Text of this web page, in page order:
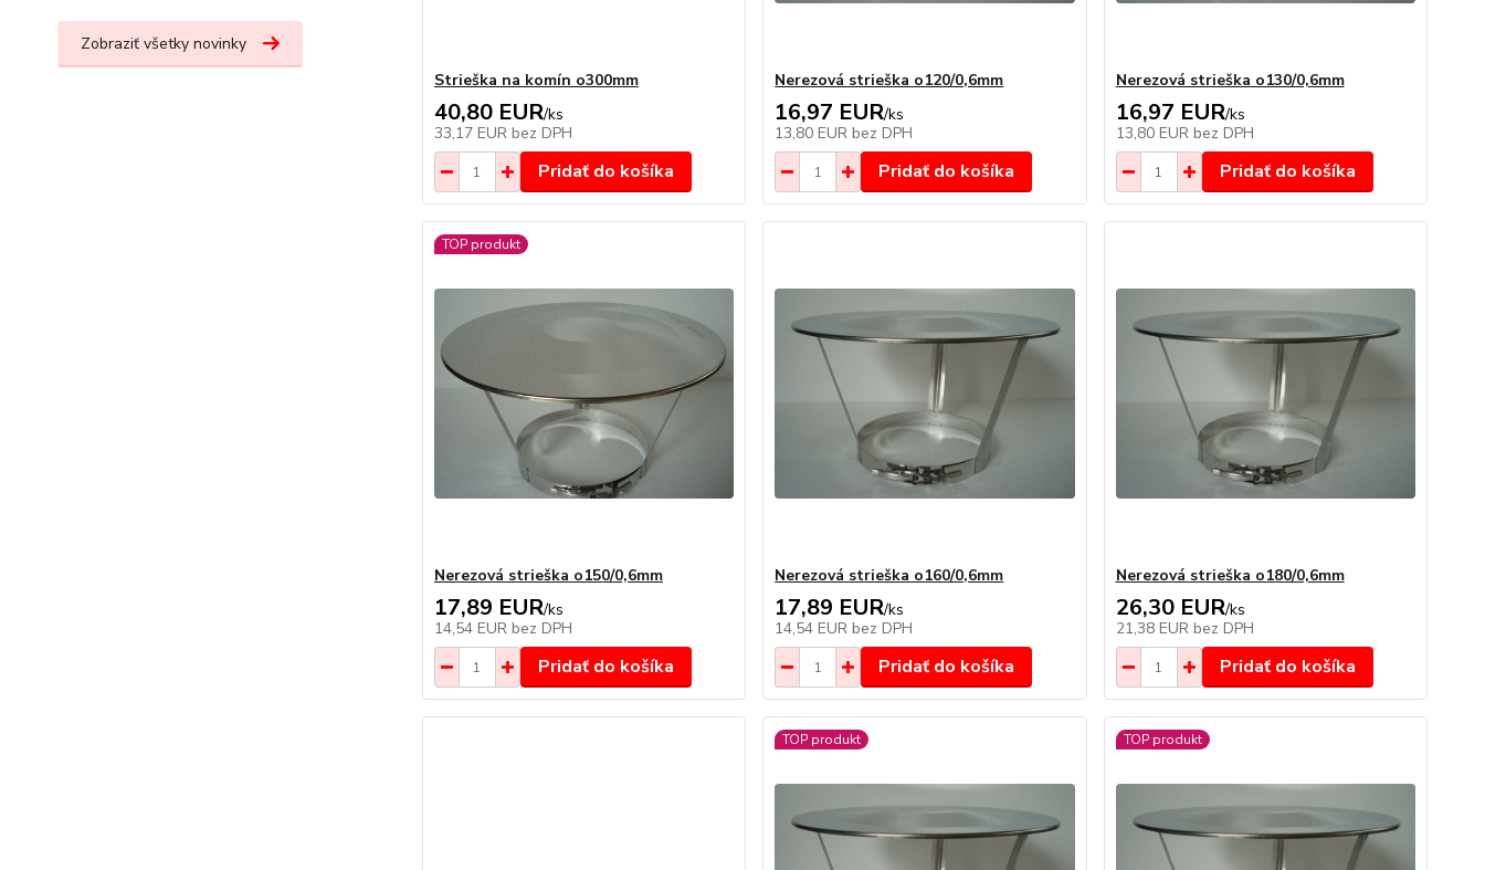
Zobraziť všetky novinky
Strieška na komín o300mm
40,80 EUR/ks
33,17 EUR bez DPH
Pridať do košíka
Nerezová strieška o120/0,6mm
16,97 EUR/ks
13,80 EUR bez DPH
Pridať do košíka
Nerezová strieška o130/0,6mm
16,97 EUR/ks
13,80 EUR bez DPH
Pridať do košíka
TOP produkt
Nerezová strieška o150/0,6mm
17,89 EUR/ks
14,54 EUR bez DPH
Pridať do košíka
Nerezová strieška o160/0,6mm
17,89 EUR/ks
14,54 EUR bez DPH
Pridať do košíka
Nerezová strieška o180/0,6mm
26,30 EUR/ks
21,38 EUR bez DPH
Pridať do košíka
TOP produkt TOP produkt